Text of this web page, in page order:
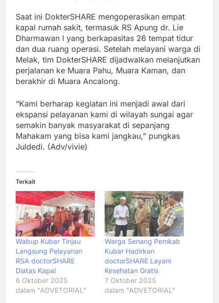
Saat ini DokterSHARE mengoperasikan empat
kapal rumah sakit, termasuk RS Apung dr. Lie
Dharmawan I yang berkapasitas 26 tempat tidur
dan dua ruang operasi. Setelah melayani warga di
Melak, tim DokterSHARE dijadwalkan melanjutkan
perjalanan ke Muara Pahu, Muara Kaman, dan
berakhir di Muara Ancalong.
“Kami berharap kegiatan ini menjadi awal dari
ekspansi pelayanan kami di wilayah sungai agar
semakin banyak masyarakat di sepanjang
Mahakam yang bisa kami jangkau,” pungkas
Juldedi. (Adv/vivie)
Terkait
Wabup Kubar Tinjau
Langsung Pelayanan
RSA doctorSHARE
Diatas Kapal
6 Oktober 2025
dalam "ADVETORIAL"
Warga Senang Pemkab
Kubar Hadirkan
doctorSHARE Layani
Kesehatan Gratis
7 Oktober 2025
dalam "ADVETORIAL"